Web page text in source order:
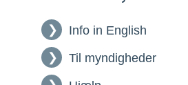
Info in English
Til myndigheder